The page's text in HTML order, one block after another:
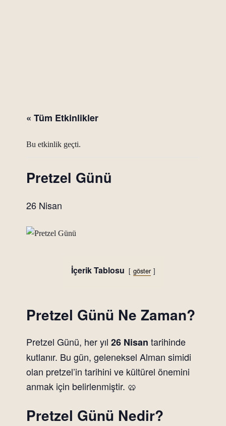
« Tüm Etkinlikler
Bu etkinlik geçti.
Pretzel Günü
26 Nisan
İçerik Tablosu göster
Pretzel Günü Ne Zaman?
Pretzel Günü, her yıl 26 Nisan tarihinde
kutlanır. Bu gün, geleneksel Alman simidi
olan pretzel’in tarihini ve kültürel önemini
anmak için belirlenmiştir. 🥨
Pretzel Günü Nedir?